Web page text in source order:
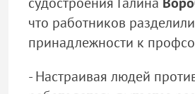
что работников
принадлежности к
- Настраивая людей